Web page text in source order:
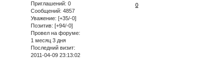
Приглашений: 0
Сообщений: 4857
Уважение: [+35/-0]
Позитив: [+94/-0]
Провел на форуме:
1 месяц 3 дня
Последний визит:
2011-04-09 23:13:02
0